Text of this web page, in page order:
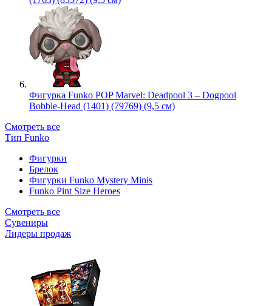
Фигурка Funko POP Marvel: Deadpool 3 – Dogpool
Bobble-Head (1401) (79769) (9,5 см)
Смотреть все
Тип Funko
Фигурки
Брелок
Фигурки Funko Mystery Minis
Funko Pint Size Heroes
Смотреть все
Сувениры
Лидеры продаж